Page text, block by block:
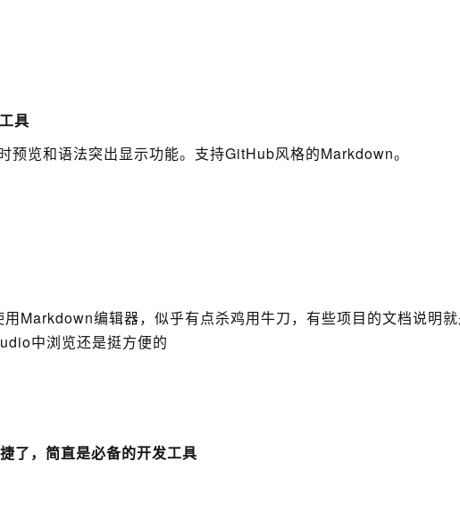
具
览和语法突出显示功能。支持GitHub风格的Markdown。
Markdown编辑器，似乎有点杀鸡用牛刀，有些项目的文档说明
中浏览还是挺方便的
了，简直是必备的开发工具